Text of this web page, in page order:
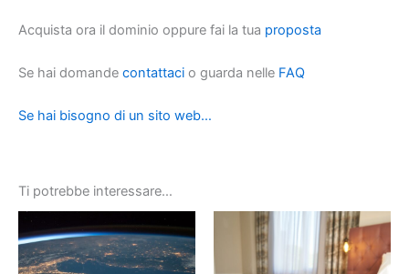
Acquista ora il dominio oppure fai la tua proposta
Se hai domande contattaci o guarda nelle FAQ
Se hai bisogno di un sito web…
Ti potrebbe interessare…